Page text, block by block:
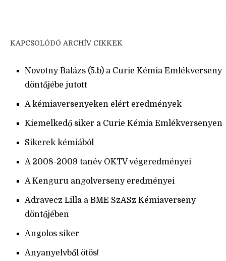
KAPCSOLÓDÓ ARCHÍV CIKKEK
Novotny Balázs (5.b) a Curie Kémia Emlékverseny
döntőjébe jutott
A kémiaversenyeken elért eredmények
Kiemelkedő siker a Curie Kémia Emlékversenyen
Sikerek kémiából
A 2008-2009 tanév OKTV végeredményei
A Kenguru angolverseny eredményei
Adravecz Lilla a BME SzASz Kémiaverseny
döntőjében
Angolos siker
Anyanyelvből ötös!